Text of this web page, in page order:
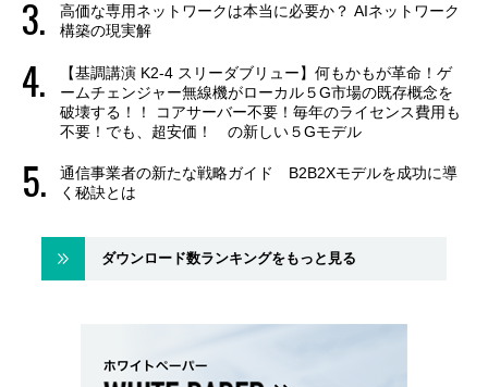
高価な専用ネットワークは本当に必要か？ AIネットワーク
構築の現実解
【基調講演 K2-4 スリーダブリュー】何もかもが革命！ゲ
ームチェンジャー無線機がローカル５G市場の既存概念を
破壊する！！ コアサーバー不要！毎年のライセンス費用も
不要！でも、超安価！ の新しい５Gモデル
通信事業者の新たな戦略ガイド B2B2Xモデルを成功に導
く秘訣とは
ダウンロード数ランキングをもっと見る